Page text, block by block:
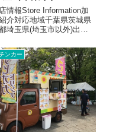
情報Store Information加
介対応地域千葉県茨城県
埼玉県(埼玉市以外)出店
取扱品目焼き小龍包
若鶏唐揚げ 500円ジャン
500円肉まん 350円中
などお...
ンカー